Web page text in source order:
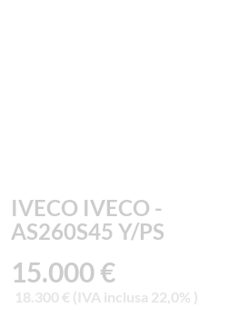
IVECO IVECO -
AS260S45 Y/PS
15.000 €
18.300 € (IVA inclusa 22,0% )